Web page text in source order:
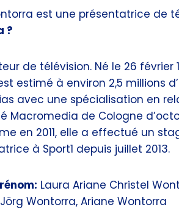
est une présentatrice de
?
de télévision. Né le 26 février
estimé à environ 2,5 millions
avec une spécialisation en
Macromedia de Cologne
en 2011, elle a effectué un
à Sport1 depuis juillet 2013.
Laura Ariane Christel
Jörg Wontorra, Ariane Wontorra